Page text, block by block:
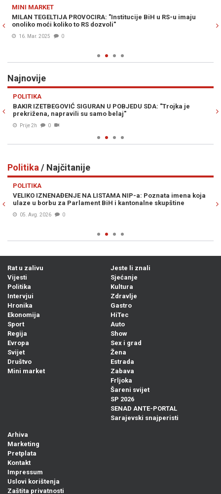
MINI MARKET
MILAN TEGELTIJA PROVOCIRA: "Institucije BiH u RS-u imaju
onoliko moći koliko to RS dozvoli"
16. Mar. 2025 0
Najnovije
POLITIKA
BAKIR IZETBEGOVIĆ SIGURAN U POBJEDU SDA: "Trojka je
prekrižena, napravili su samo belaj"
Prije 2h 0
Politika/ Najčitanije
POLITIKA
VELIKO IZNENAĐENJE NA LISTAMA NIP-a: Poznata imena koja
ulaze u borbu za Parlament BiH i kantonalne skupštine
05. Avg. 2026 0
Rat u zalivu
Vijesti
Politika
Intervjui
Hronika
Ekonomija
Sport
Regija
Evropa
Svijet
Društvo
Mini market
Jeste li znali
Sjećanje
Kultura
Zdravlje
Gastro
HiTec
Auto
Show
Sex i grad
Žena
Estrada
Zabava
Frljoka
Šareni svijet
SP 2026
SENAD ANTE-PORTAL
Sarajevski snajperisti
Arhiva
Marketing
Pretplata
Kontakt
Impressum
Uslovi korištenja
Zaštita privatnosti